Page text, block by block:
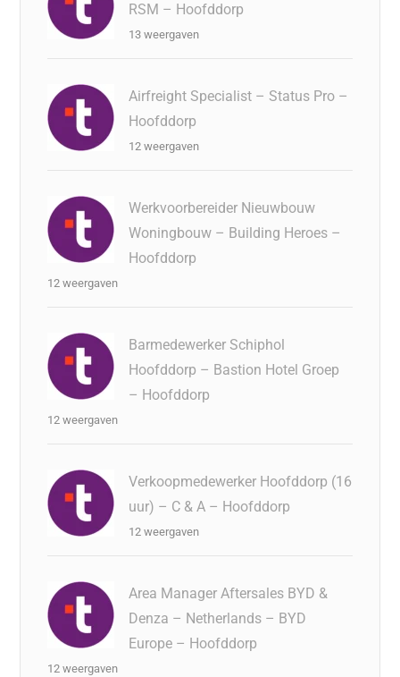
RSM – Hoofddorp
13 weergaven
Airfreight Specialist – Status Pro –
Hoofddorp
12 weergaven
Werkvoorbereider Nieuwbouw
Woningbouw – Building Heroes –
Hoofddorp
12 weergaven
Barmedewerker Schiphol
Hoofddorp – Bastion Hotel Groep
– Hoofddorp
12 weergaven
Verkoopmedewerker Hoofddorp (16
uur) – C & A – Hoofddorp
12 weergaven
Area Manager Aftersales BYD &
Denza – Netherlands – BYD
Europe – Hoofddorp
12 weergaven